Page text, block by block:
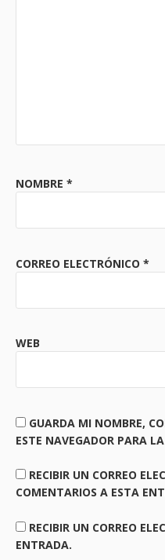
NOMBRE *
CORREO ELECTRÓNICO *
WEB
GUARDA MI NOMBRE,
ESTE NAVEGADOR PARA
RECIBIR UN CORREO
COMENTARIOS A ESTA
RECIBIR UN CORREO
ENTRADA.